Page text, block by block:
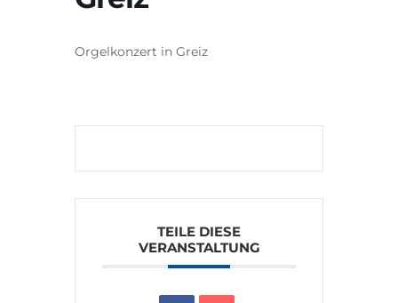
Orgelkonzert in Greiz
TEILE DIESE
VERANSTALTUNG